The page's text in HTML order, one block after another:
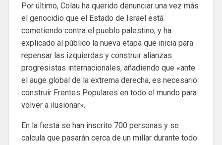
Por último, Colau ha querido denunciar una vez más
el genocidio que el Estado de Israel está
cometiendo contra el pueblo palestino, y ha
explicado al público la nueva etapa que inicia para
repensar las izquierdas y construir alianzas
progresistas internacionales, añadiendo que «ante
el auge global de la extrema derecha, es necesario
construir Frentes Populares en todo el mundo para
volver a ilusionar».
En la fiesta se han inscrito 700 personas y se
calcula que pasarán cerca de un millar durante todo